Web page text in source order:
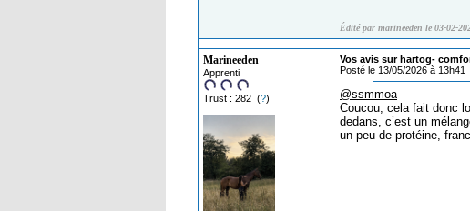
Édité par marineeden le 03-02-
Marineeden
Apprenti
Trust : 282 (?)
Vos avis sur hartog-
Posté le 13/05/2026 à 13h41
@ssmmoa
Coucou, cela fait donc
dedans, c’est un
un peu de protéine,